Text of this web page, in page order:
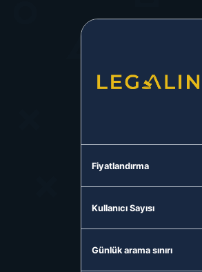
Fiyatlandırma
Kullanıcı Sayısı
Günlük arama sınırı